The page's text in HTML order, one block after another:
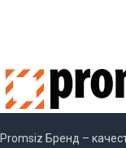
Promsiz Бренд –